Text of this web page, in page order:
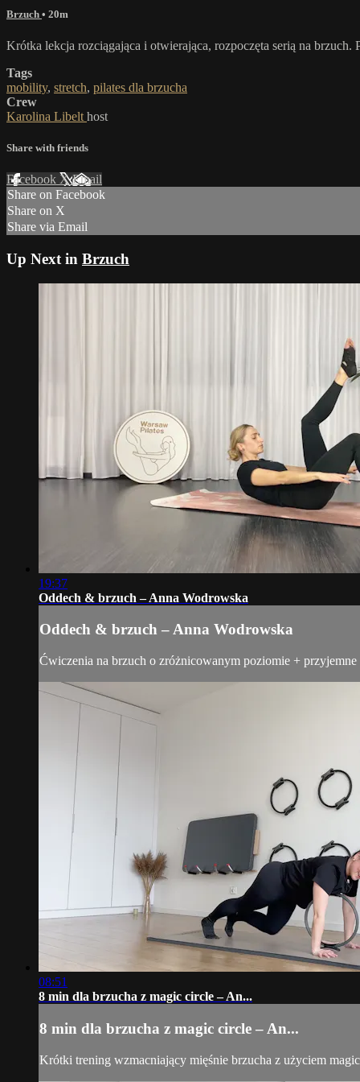
Brzuch • 20m
Krótka lekcja rozciągająca i otwierająca, rozpoczęta serią na
Tags
mobility, stretch, pilates dla brzucha
Crew
Karolina Libelt host
Share with friends
Facebook XEmail
Share on Facebook
Share on X
Share via Email
Up Next in Brzuch
19:37
Oddech & brzuch – Anna Wodrowska
Oddech & brzuch – Anna Wodrowska
Ćwiczenia na brzuch o zróżnicowanym poziomie +
08:51
8 min dla brzucha z magic circle – An...
8 min dla brzucha z magic circle – An...
Krótki trening wzmacniający mięśnie brzucha z użyciem